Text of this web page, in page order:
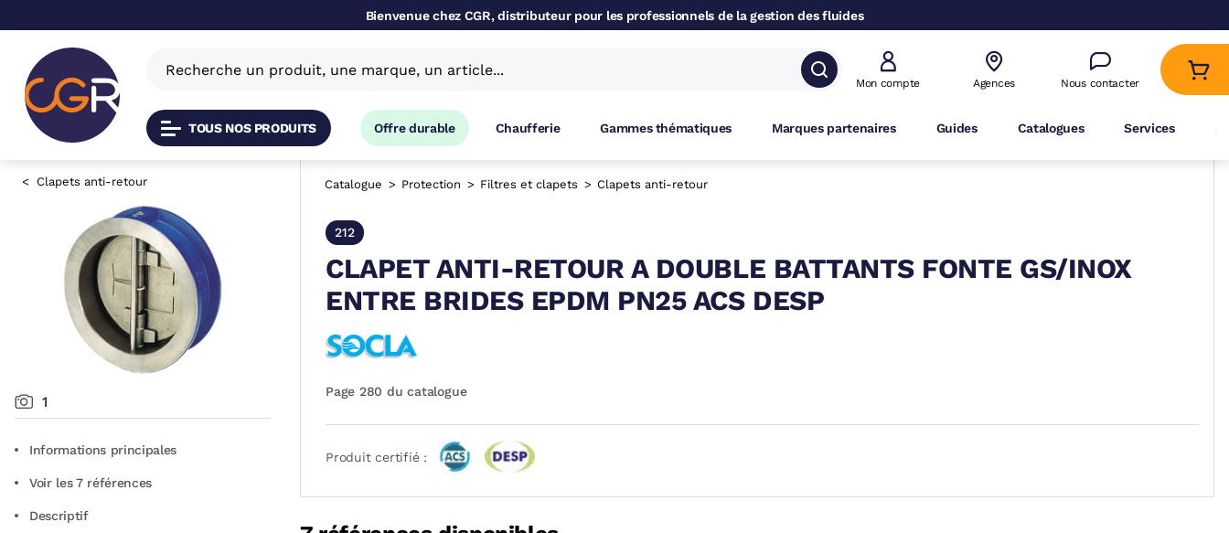
Bienvenue chez CGR, distributeur pour les professionnels de la gestion des fluides
Mon compte Agences Nous contacter
TOUS NOS PRODUITS Offre durable Chaufferie Gammes thématiques Marques partenaires Guides Catalogues Services
Clapets anti-retour
1
Informations principales
Voir les 7 références
Descriptif
Catalogue Protection Filtres et clapets Clapets anti-retour
212
CLAPET ANTI-RETOUR A DOUBLE BATTANTS FONTE GS/INOX
ENTRE BRIDES EPDM PN25 ACS DESP
Page 280 du catalogue
Produit certifié :